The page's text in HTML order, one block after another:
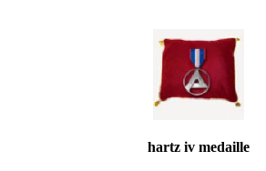
hartz iv medaille